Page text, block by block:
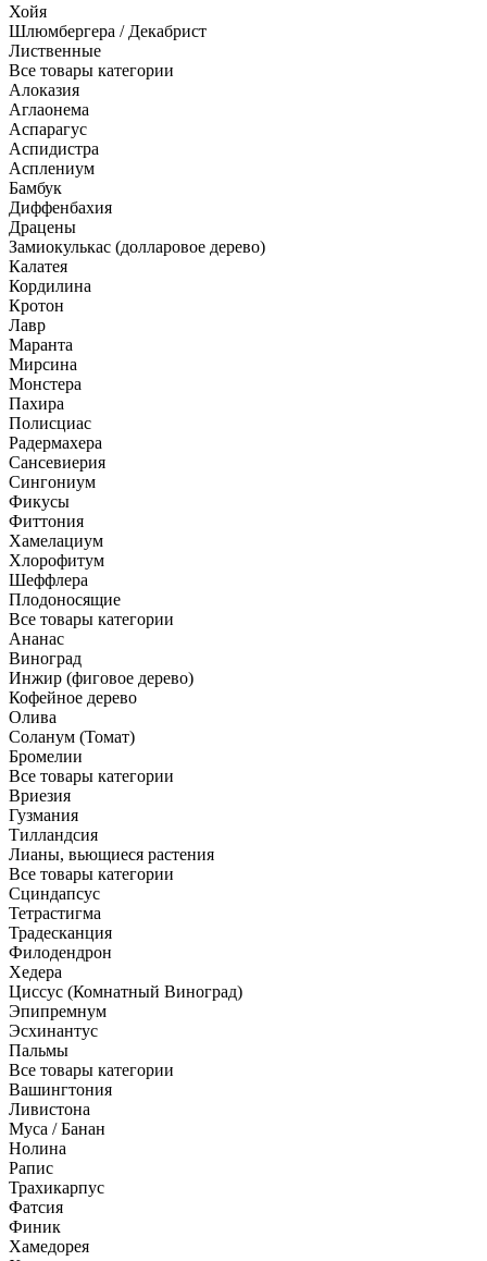
Хойя
Шлюмбергера / Декабрист
Лиственные
Все товары категории
Алоказия
Аглаонема
Аспарагус
Аспидистра
Асплениум
Бамбук
Диффенбахия
Драцены
Замиокулькас (долларовое дерево)
Калатея
Кордилина
Кротон
Лавр
Маранта
Мирсина
Монстера
Пахира
Полисциас
Радермахера
Сансевиерия
Сингониум
Фикусы
Фиттония
Хамелациум
Хлорофитум
Шеффлера
Плодоносящие
Все товары категории
Ананас
Виноград
Инжир (фиговое дерево)
Кофейное дерево
Олива
Соланум (Томат)
Бромелии
Все товары категории
Вриезия
Гузмания
Тилландсия
Лианы, вьющиеся растения
Все товары категории
Сциндапсус
Тетрастигма
Традесканция
Филодендрон
Хедера
Циссус (Комнатный Виноград)
Эпипремнум
Эсхинантус
Пальмы
Все товары категории
Вашингтония
Ливистона
Муса / Банан
Нолина
Рапис
Трахикарпус
Фатсия
Финик
Хамедорея